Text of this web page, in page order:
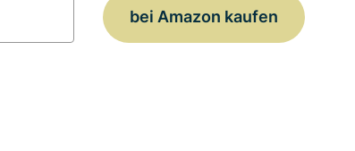
bei Amazon kaufen